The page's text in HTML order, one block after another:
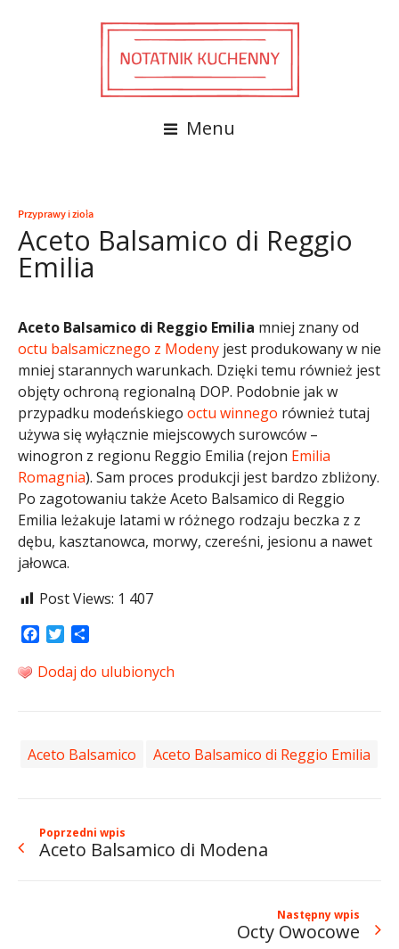
Menu
Przyprawy i zioła
Aceto Balsamico di Reggio
Emilia
Aceto Balsamico di Reggio Emilia mniej znany od
octu balsamicznego z Modeny jest produkowany w nie
mniej starannych warunkach. Dzięki temu również jest
objęty ochroną regionalną DOP. Podobnie jak w
przypadku modeńskiego octu winnego również tutaj
używa się wyłącznie miejscowych surowców –
winogron z regionu Reggio Emilia (rejon Emilia
Romagnia). Sam proces produkcji jest bardzo zbliżony.
Po zagotowaniu także Aceto Balsamico di Reggio
Emilia leżakuje latami w różnego rodzaju beczka z z
dębu, kasztanowca, morwy, czereśni, jesionu a nawet
jałowca.
Post Views: 1 407
Facebook
Twitter
Dodaj do ulubionych
Aceto Balsamico Aceto Balsamico di Reggio Emilia
Poprzedni wpis
Aceto Balsamico di Modena
Następny wpis
Octy Owocowe